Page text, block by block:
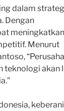
dalam
Dengan
meningkatkan
Menurut
teknologi akan